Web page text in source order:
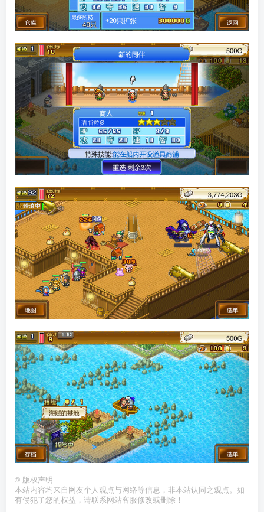
© 版权声明
本站内容均来自网友个人观点与网络等信息，非本站认同之观点。如
有侵犯了您的权益，请联系网站客服修改或删除！